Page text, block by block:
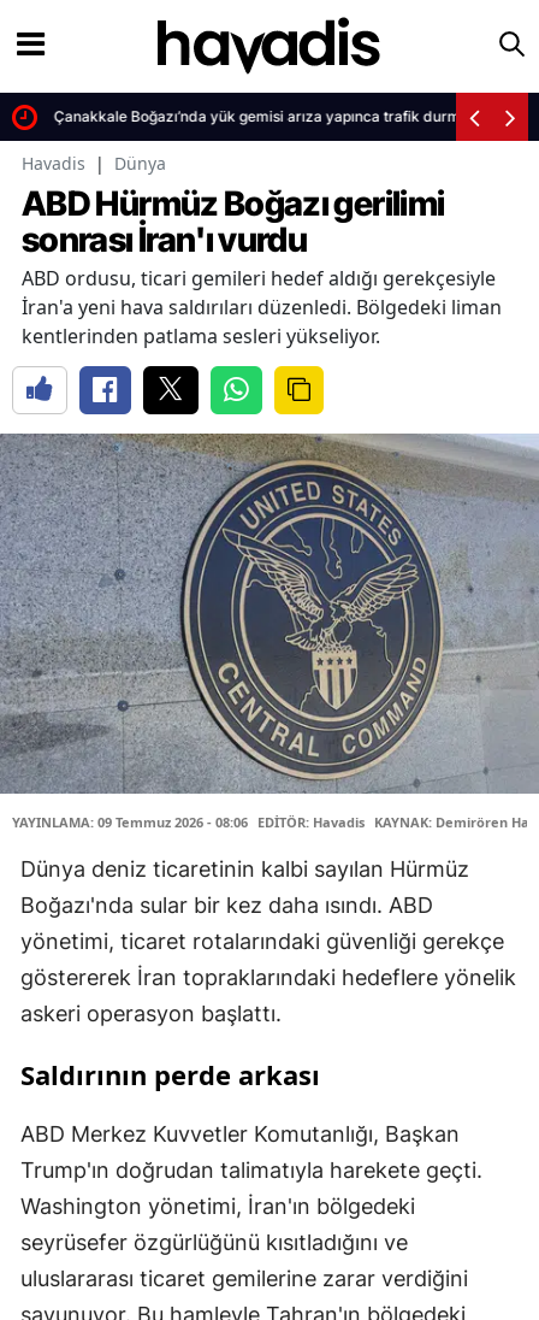
Çanakkale Boğazı’nda yük gemisi arıza yapınca trafik durma
Havadis | Dünya
ABD Hürmüz Boğazı gerilimi
sonrası İran'ı vurdu
ABD ordusu, ticari gemileri hedef aldığı gerekçesiyle
İran'a yeni hava saldırıları düzenledi. Bölgedeki liman
kentlerinden patlama sesleri yükseliyor.
YAYINLAMA: 09 Temmuz 2026 - 08:06 EDİTÖR: Havadis KAYNAK: Demirören
Dünya deniz ticaretinin kalbi sayılan Hürmüz
Boğazı'nda sular bir kez daha ısındı. ABD
yönetimi, ticaret rotalarındaki güvenliği gerekçe
göstererek İran topraklarındaki hedeflere yönelik
askeri operasyon başlattı.
Saldırının perde arkası
ABD Merkez Kuvvetler Komutanlığı, Başkan
Trump'ın doğrudan talimatıyla harekete geçti.
Washington yönetimi, İran'ın bölgedeki
seyrüsefer özgürlüğünü kısıtladığını ve
uluslararası ticaret gemilerine zarar verdiğini
savunuyor. Bu hamleyle Tahran'ın bölgedeki